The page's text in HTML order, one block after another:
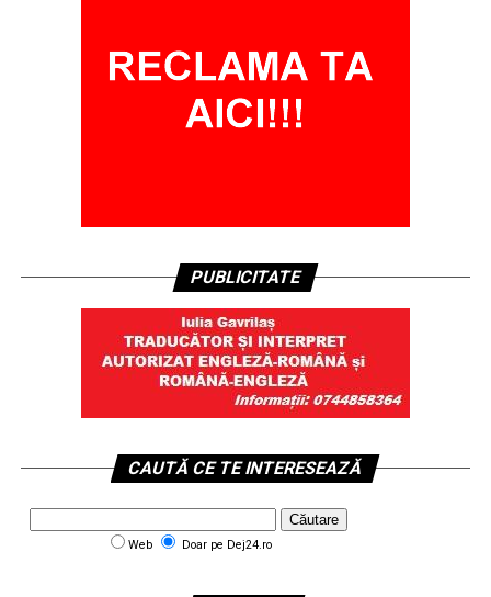
PUBLICITATE
CAUTĂ CE TE INTERESEAZĂ
Web Doar pe Dej24.ro